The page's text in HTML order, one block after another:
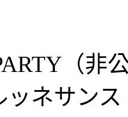
（非
ッネサンス